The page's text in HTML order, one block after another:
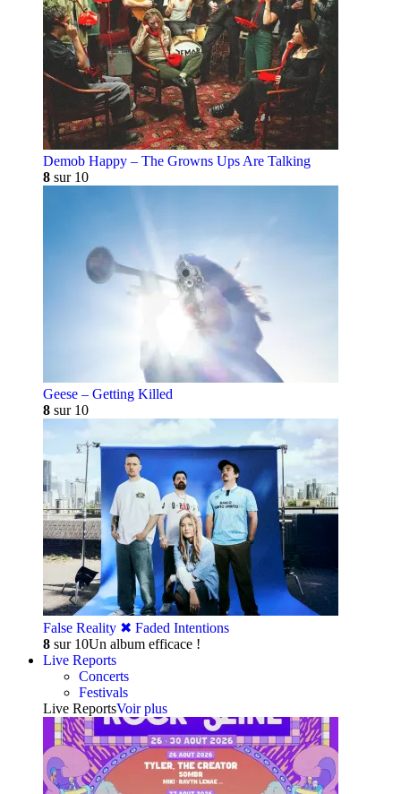
Demob Happy – The Growns Ups Are Talking
8 sur 10
Geese – Getting Killed
8 sur 10
False Reality ✖︎ Faded Intentions
8 sur 10Un album efficace !
Live Reports
Concerts
Festivals
Live ReportsVoir plus